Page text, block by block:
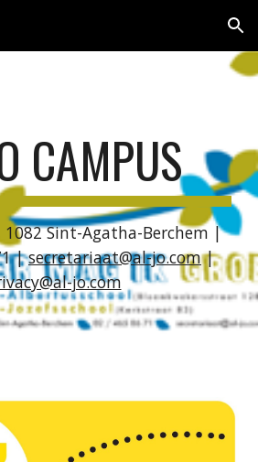
Skip to navigation
CAMPUS
Sint-Agatha-Berchem |
|secretariaat@al-jo.com|
jo.com